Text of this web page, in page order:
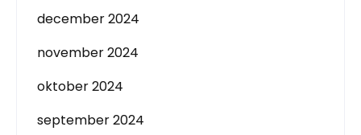
december 2024
november 2024
oktober 2024
september 2024